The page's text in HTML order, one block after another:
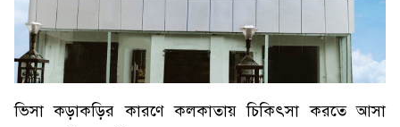
ভিসা কড়াকড়ির কারণে কলকাতায় চিকিৎসা করতে আসা